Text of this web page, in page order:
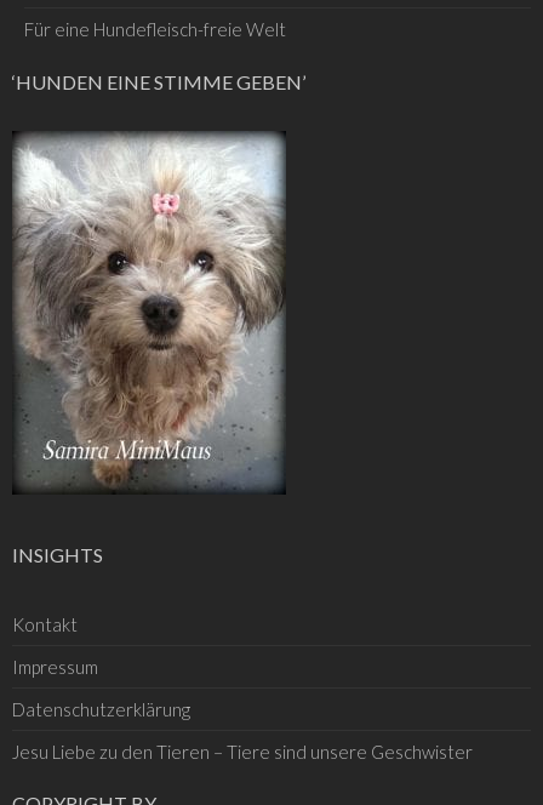
Für eine Hundefleisch-freie Welt
‘HUNDEN EINE STIMME GEBEN’
INSIGHTS
Kontakt
Impressum
Datenschutzerklärung
Jesu Liebe zu den Tieren – Tiere sind unsere Geschwister